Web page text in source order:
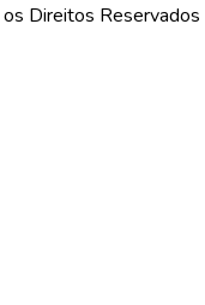
Direitos Reservados